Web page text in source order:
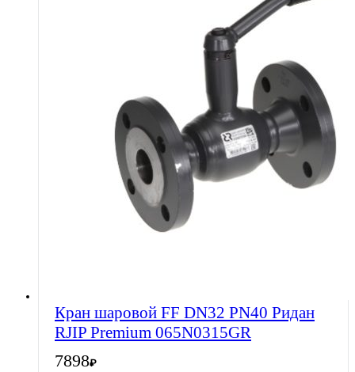
Кран шаровой FF DN32 PN40 Ридан
RJIP Premium 065N0315GR
7898₽